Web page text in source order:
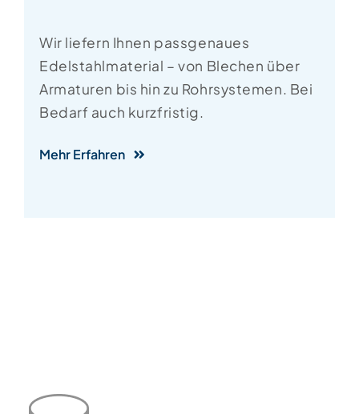
Wir liefern Ihnen passgenaues
Edelstahlmaterial – von Blechen über
Armaturen bis hin zu Rohrsystemen. Bei
Bedarf auch kurzfristig.
Mehr Erfahren